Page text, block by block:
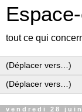
tout ce qui
vendredi 28 juin